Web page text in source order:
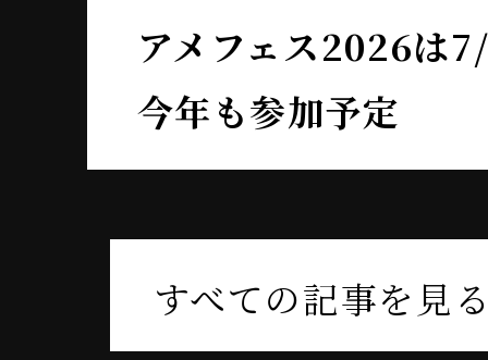
アメフェス2026
今年も参加予定
すべての記事を見